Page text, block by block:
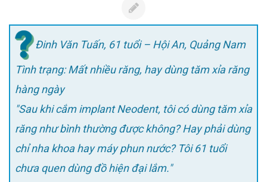
Đinh Văn Tuấn, 61 tuổi – Hội An, Quảng Nam
Tình trạng: Mất nhiều răng, hay dùng tăm xỉa răng
hàng ngày
"Sau khi cắm implant Neodent, tôi có dùng tăm xỉa
răng như bình thường được không? Hay phải dùng
chỉ nha khoa hay máy phun nước? Tôi 61 tuổi
chưa quen dùng đồ hiện đại lắm."